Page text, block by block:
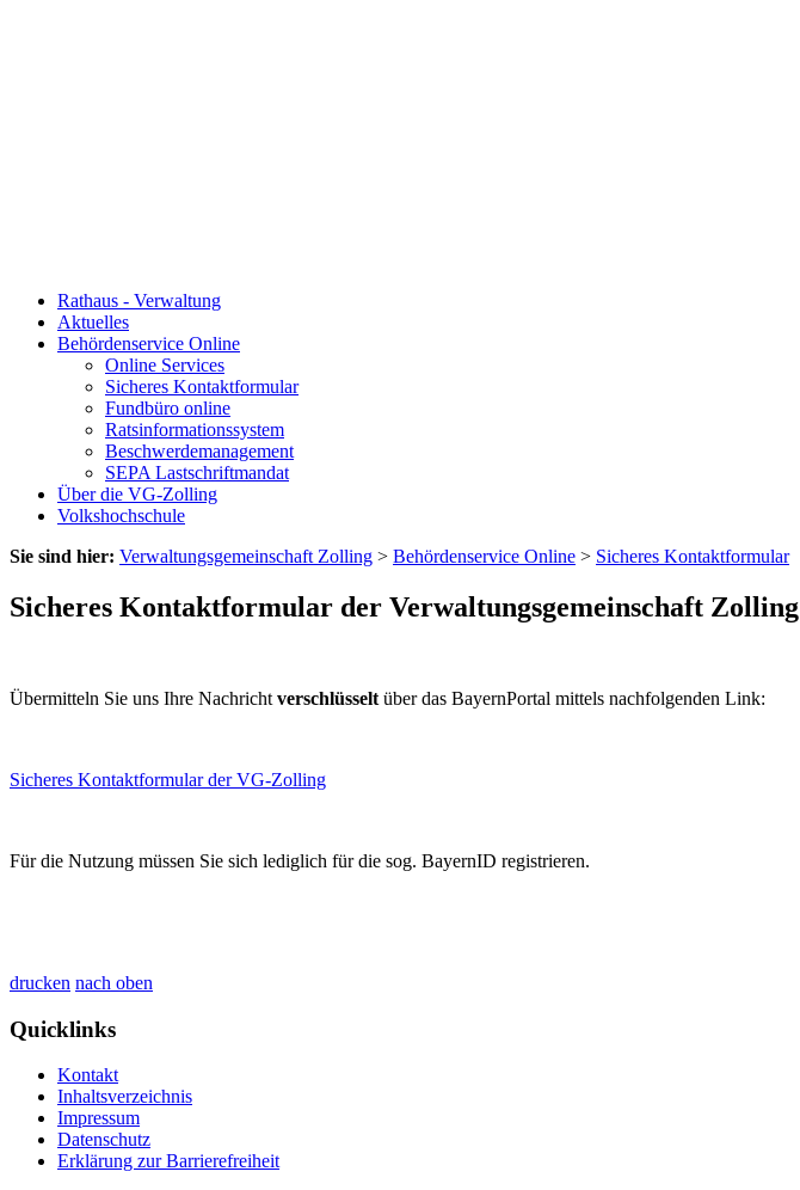
Rathaus - Verwaltung
Aktuelles
Behördenservice Online
Online Services
Sicheres Kontaktformular
Fundbüro online
Ratsinformationssystem
Beschwerdemanagement
SEPA Lastschriftmandat
Über die VG-Zolling
Volkshochschule
Sie sind hier: Verwaltungsgemeinschaft Zolling > Behördenservice Online > Sicheres Kontaktformular
Sicheres Kontaktformular der Verwaltungsgemeinschaft Zolling
Übermitteln Sie uns Ihre Nachricht verschlüsselt über das BayernPortal mittels nachfolgenden Link:
Sicheres Kontaktformular der VG-Zolling
Für die Nutzung müssen Sie sich lediglich für die sog. BayernID registrieren.
drucken nach oben
Quicklinks
Kontakt
Inhaltsverzeichnis
Impressum
Datenschutz
Erklärung zur Barrierefreiheit